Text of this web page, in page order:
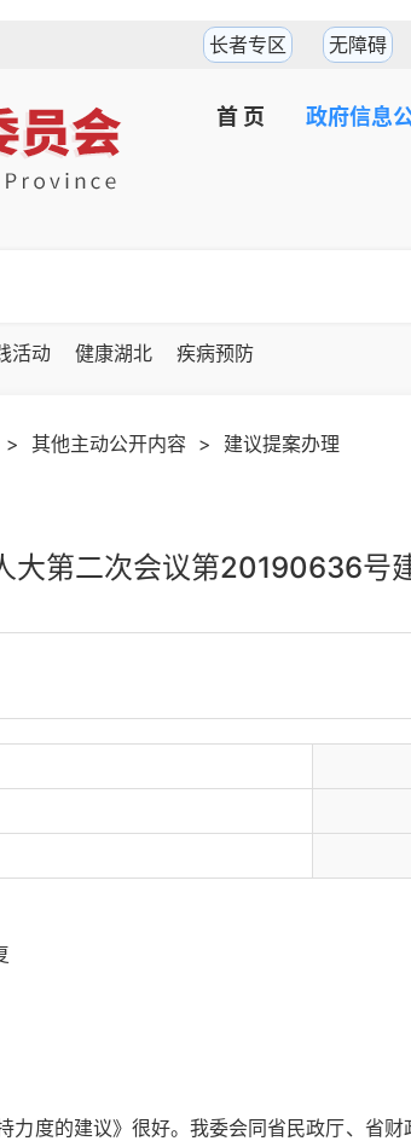
长者专区 无障碍
首 页 政府信息
活动 健康湖北 疾病预防
> 其他主动公开内容 > 建议提案办理
大第二次会议第20190636号
度的建议》很好。我委会同省民政厅、省